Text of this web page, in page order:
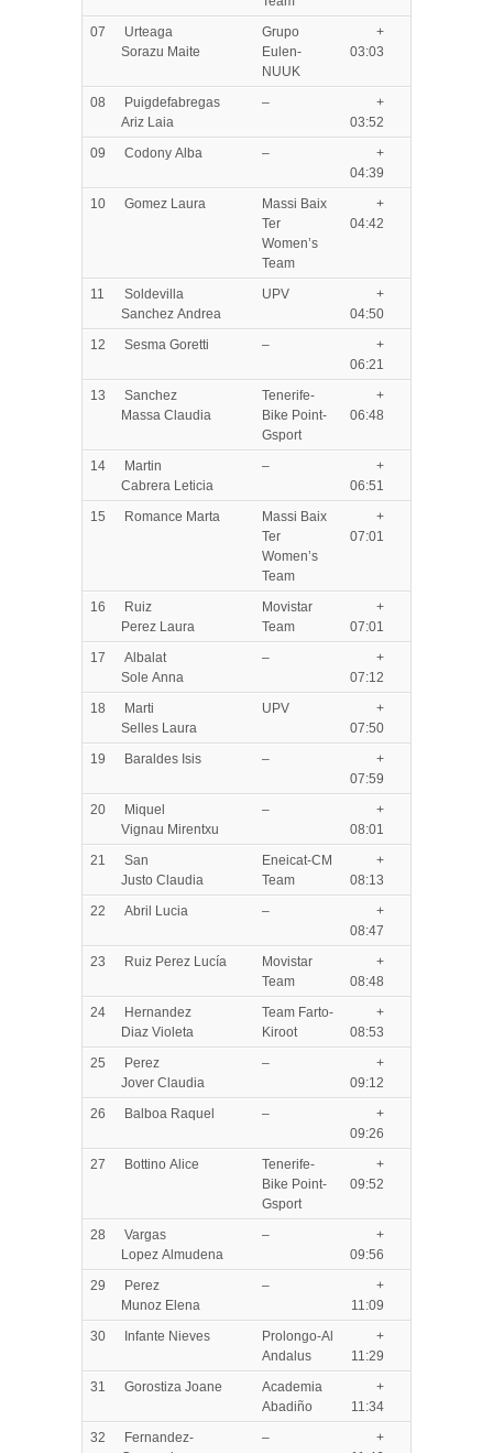
07
Urteaga
Sorazu Maite
Grupo
Eulen-
NUUK
+
03:03
08
Puigdefabregas
Ariz Laia
–
+
03:52
09
Codony Alba –
+
04:39
10
Gomez Laura
Massi Baix
Ter
Women’s
Team
+
04:42
11
Soldevilla
Sanchez Andrea
UPV
+
04:50
12
Sesma Goretti –
+
06:21
13
Sanchez
Massa Claudia
Tenerife-
Bike Point-
Gsport
+
06:48
14
Martin
Cabrera Leticia
–
+
06:51
15
Romance Marta
Massi Baix
Ter
Women’s
Team
+
07:01
16
Ruiz
Perez Laura
Movistar
Team
+
07:01
17
Albalat
Sole Anna
–
+
07:12
18
Marti
Selles Laura
UPV
+
07:50
19
Baraldes Isis –
+
07:59
20
Miquel
Vignau Mirentxu
–
+
08:01
21
San
Justo Claudia
Eneicat-CM
Team
+
08:13
22
Abril Lucia –
+
08:47
23
Ruiz Perez Lucía
Movistar
Team
+
08:48
24
Hernandez
Diaz Violeta
Team Farto-
Kiroot
+
08:53
25
Perez
Jover Claudia
–
+
09:12
26
Balboa Raquel –
+
09:26
27
Bottino Alice
Tenerife-
Bike Point-
Gsport
+
09:52
28
Vargas
Lopez Almudena
–
+
09:56
29
Perez
Munoz Elena
–
+
11:09
30
Infante Nieves
Prolongo-Al
Andalus
+
11:29
31
Gorostiza Joane
Academia
Abadiño
+
11:34
32
Fernandez-
–
+